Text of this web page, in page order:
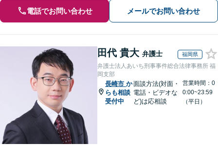
電話でお問い合わせ メールでお問い合わせ
田代 貴大 弁護士 福岡県
弁護士法人あいち刑事事件総合法律事務所 福
岡支部
長崎市 か
らも相談
受付中
面談方法(対面・
電話・ビデオな
ど)は応相談
営業時間：0
0:00~23:59
（平日）